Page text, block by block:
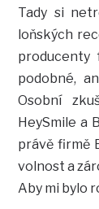
Tady si
loňských
producenty
podobné,
Osobní
HeySmile a
právě firmě
volnost a
Aby mi bylo